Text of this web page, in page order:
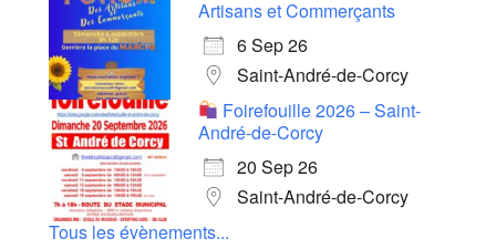
Artisans et Commerçants
6 Sep 26
Saint-André-de-Corcy
Foirefouille 2026 – Saint-
André-de-Corcy
20 Sep 26
Saint-André-de-Corcy
Tous les évènements...